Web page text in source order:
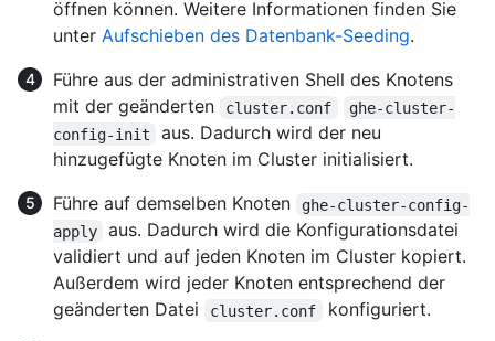
öffnen können. Weitere Informationen finden Sie
unter Aufschieben des Datenbank-Seeding.
Führe aus der administrativen Shell des Knotens
mit der geänderten
cluster.conf
ghe-cluster-
config-init
aus. Dadurch wird der neu
hinzugefügte Knoten im Cluster initialisiert.
Führe auf demselben Knoten
ghe-cluster-config-
apply
aus. Dadurch wird die Konfigurationsdatei
validiert und auf jeden Knoten im Cluster kopiert.
Außerdem wird jeder Knoten entsprechend der
geänderten Datei
cluster.conf
konfiguriert.